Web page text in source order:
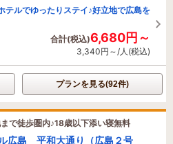
テルでゆったりステイ♪好立地で広島を
合計(税込)6,680円～
3,340円～/人(税込)
プランを見る(92件)
で徒歩圏内♪18歳以下添い寝無料
広島 平和大通り（広島２号